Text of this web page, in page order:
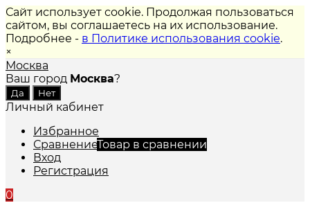
Сайт использует cookie. Продолжая пользоваться
сайтом, вы соглашаетесь на их использование.
Подробнее - в Политике использования cookie.
×
Москва
Ваш город Москва?
Личный кабинет
Избранное
СравнениеТовар в сравнении
Вход
Регистрация
0